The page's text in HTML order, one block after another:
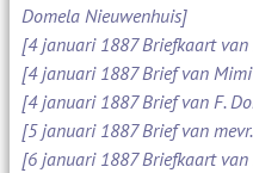
Domela Nieuwenhuis]
[4 januari 1887 Briefkaart
[4 januari 1887 Brief van Mimi
[4 januari 1887 Brief van F.
[5 januari 1887 Brief van
[6 januari 1887 Briefkaart